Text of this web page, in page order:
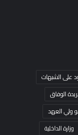
على الشبهات
الوفاق
ولي العهد
وزارة الداخلية